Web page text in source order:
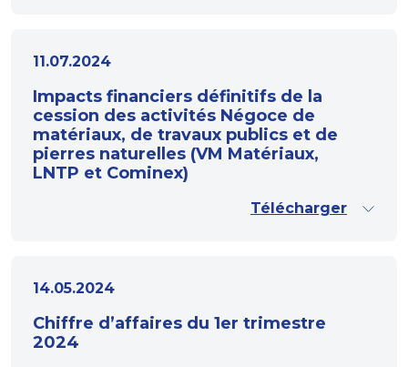
11.07.2024
Impacts financiers définitifs de la
cession des activités Négoce de
matériaux, de travaux publics et de
pierres naturelles (VM Matériaux,
LNTP et Cominex)
Télécharger
14.05.2024
Chiffre d’affaires du 1er trimestre
2024